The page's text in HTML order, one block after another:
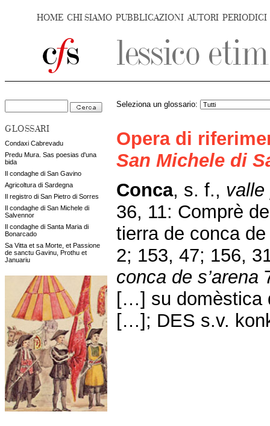
HOME CHI SIAMO PUBBLICAZIONI AUTORI PERIODICI
GLOSSARI
Condaxi Cabrevadu
Predu Mura. Sas poesias d'una
bida
Il condaghe di San Gavino
Agricoltura di Sardegna
Il registro di San Pietro di Sorres
Il condaghe di San Michele di
Salvennor
Il condaghe di Santa Maria di
Bonarcado
Sa Vitta et sa Morte, et Passione
de sanctu Gavinu, Prothu et
Januariu
Seleziona un glossario:
Opera di
San Michele di
Conca, s. f.,
36, 11: Comprè
tierra de conca
2; 153, 47; 156,
conca de s’arena
[…] su domèstica
[…]; DES s.v.